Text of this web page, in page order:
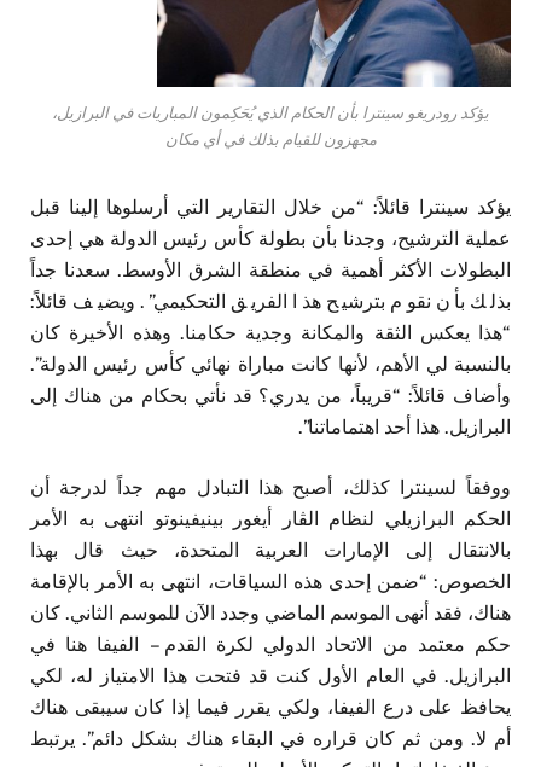
يؤكد رودريغو سينترا بأن الحكام الذي يُحَكِمون المباريات في البرازيل،
مجهزون للقيام بذلك في أي مكان
يؤكد سينترا قائلاً: “من خلال التقارير التي أرسلوها إلينا قبل
عملية الترشيح، وجدنا بأن بطولة كأس رئيس الدولة هي إحدى
البطولات الأكثر أهمية في منطقة الشرق الأوسط. سعدنا جداً
بذلك بأن نقوم بترشيح هذا الفريق التحكيمي”. ويضيف قائلاً:
“هذا يعكس الثقة والمكانة وجدية حكامنا. وهذه الأخيرة كان
بالنسبة لي الأهم، لأنها كانت مباراة نهائي كأس رئيس الدولة”.
وأضاف قائلاً: “قريباً، من يدري؟ قد نأتي بحكام من هناك إلى
البرازيل. هذا أحد اهتماماتنا”.
ووفقاً لسينترا كذلك، أصبح هذا التبادل مهم جداً لدرجة أن
الحكم البرازيلي لنظام الڤار أيغور بينيفينوتو انتهى به الأمر
بالانتقال إلى الإمارات العربية المتحدة، حيث قال بهذا
الخصوص: “ضمن إحدى هذه السياقات، انتهى به الأمر بالإقامة
هناك، فقد أنهى الموسم الماضي وجدد الآن للموسم الثاني. كان
حكم معتمد من الاتحاد الدولي لكرة القدم – الفيفا هنا في
البرازيل. في العام الأول كنت قد فتحت هذا الامتياز له، لكي
يحافظ على درع الفيفا، ولكي يقرر فيما إذا كان سيبقى هناك
أم لا. ومن ثم كان قراره في البقاء هناك بشكل دائم”. يرتبط